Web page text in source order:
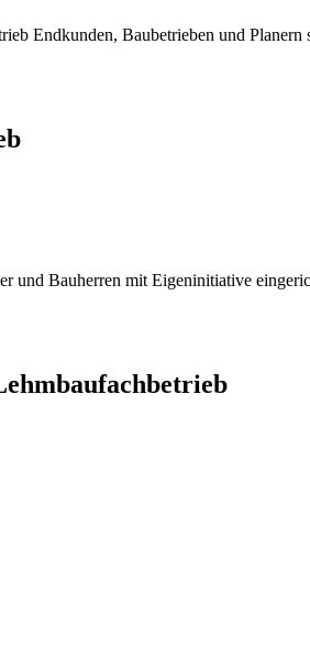
Endkunden, Baubetrieben und
und Bauherren mit Eigeninitiative